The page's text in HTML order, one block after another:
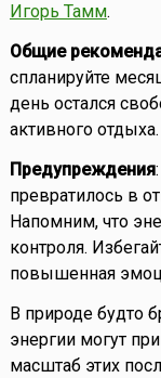
Игорь Тамм.
Общие
спланируйте
день остался
активного отдыха.
Предупреждения
превратилось в
Напомним, что
контроля.
повышенная
В природе будто
энергии могут
масштаб этих